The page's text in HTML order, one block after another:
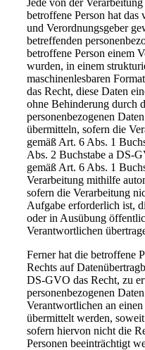
Jede von der
betroffene Person hat
und Verordnungsgeber
betreffenden
betroffene Person einem
wurden, in einem
maschinenlesbaren
das Recht, diese Daten
ohne Behinderung durch
personenbezogenen
übermitteln, sofern die
gemäß Art. 6 Abs. 1
Abs. 2 Buchstabe a DS-
gemäß Art. 6 Abs. 1
Verarbeitung mithilfe
sofern die Verarbeitung
Aufgabe erforderlich ist,
oder in Ausübung
Verantwortlichen
Ferner hat die betroffene
Rechts auf
DS-GVO das Recht, zu
personenbezogenen
Verantwortlichen an
übermittelt werden,
sofern hiervon nicht die
Personen beeinträchtigt